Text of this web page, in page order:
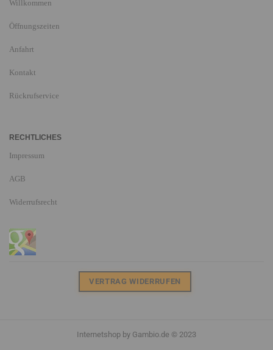
Willkommen
Öffnungszeiten
Anfahrt
Kontakt
Rückrufservice
RECHTLICHES
Impressum
AGB
Widerrufsrecht
VERTRAG WIDERRUFEN
Internetshop by Gambio.de © 2023